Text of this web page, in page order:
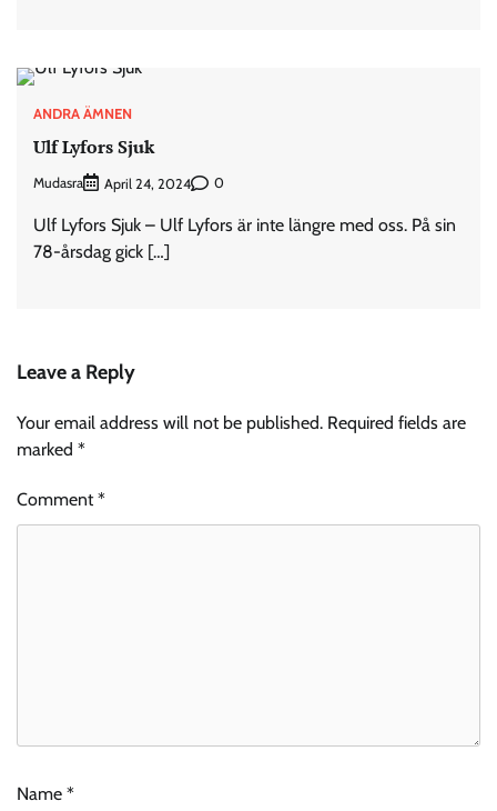
ANDRA ÄMNEN
Ulf Lyfors Sjuk
Mudasra April 24, 2024 0
Ulf Lyfors Sjuk – Ulf Lyfors är inte längre med oss. På sin
78-årsdag gick […]
Leave a Reply
Your email address will not be published. Required fields are
marked *
Comment*
Name *